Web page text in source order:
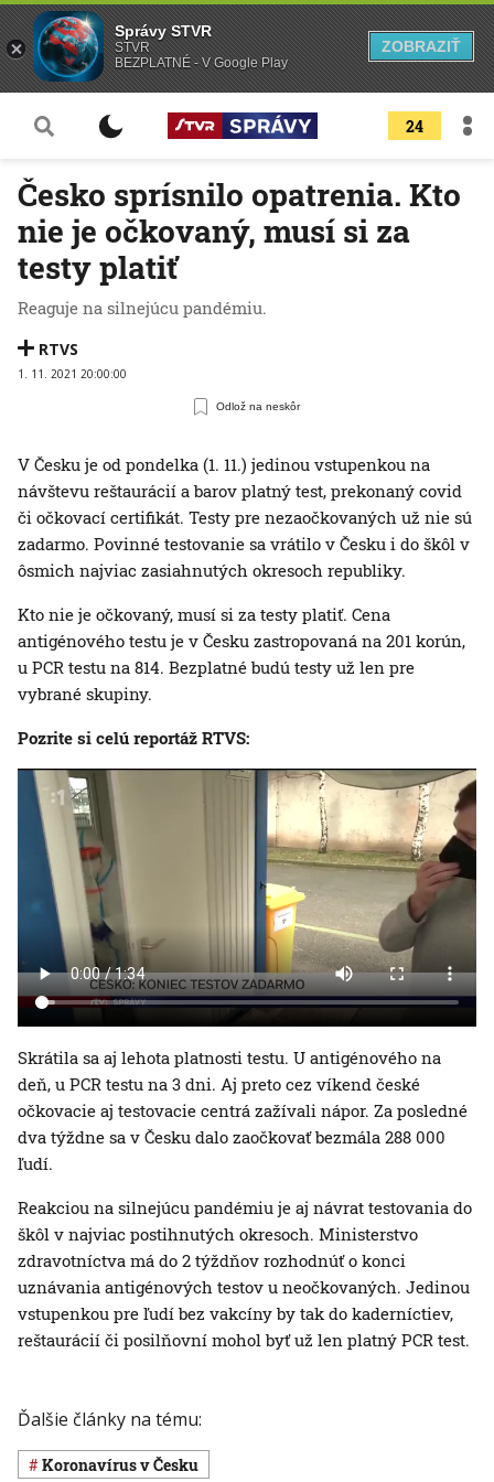
24
Česko sprísnilo opatrenia. Kto
nie je očkovaný, musí si za
testy platiť
Reaguje na silnejúcu pandémiu.
RTVS
1. 11. 2021 20:00:00
Odlož na neskôr
V Česku je od pondelka (1. 11.) jedinou vstupenkou na
návštevu reštaurácií a barov platný test, prekonaný covid
či očkovací certifikát. Testy pre nezaočkovaných už nie sú
zadarmo. Povinné testovanie sa vrátilo v Česku i do škôl v
ôsmich najviac zasiahnutých okresoch republiky.
Kto nie je očkovaný, musí si za testy platiť. Cena
antigénového testu je v Česku zastropovaná na 201 korún,
u PCR testu na 814. Bezplatné budú testy už len pre
vybrané skupiny.
Pozrite si celú reportáž RTVS:
Skrátila sa aj lehota platnosti testu. U antigénového na
deň, u PCR testu na 3 dni. Aj preto cez víkend české
očkovacie aj testovacie centrá zažívali nápor. Za posledné
dva týždne sa v Česku dalo zaočkovať bezmála 288 000
ľudí.
Reakciou na silnejúcu pandémiu je aj návrat testovania do
škôl v najviac postihnutých okresoch. Ministerstvo
zdravotníctva má do 2 týždňov rozhodnúť o konci
uznávania antigénových testov u neočkovaných. Jedinou
vstupenkou pre ľudí bez vakcíny by tak do kaderníctiev,
reštaurácií či posilňovní mohol byť už len platný PCR test.
Ďalšie články na tému:
koronavírus v Česku
Správy STVR
STVR
BEZPLATNÉ - V Google Play
ZOBRAZIŤ